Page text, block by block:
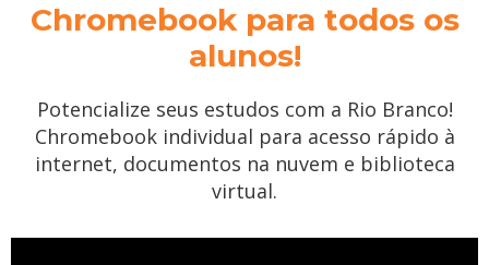
Chromebook para todos os
alunos!
Potencialize seus estudos com a Rio Branco!
Chromebook individual para acesso rápido à
internet, documentos na nuvem e biblioteca
virtual.